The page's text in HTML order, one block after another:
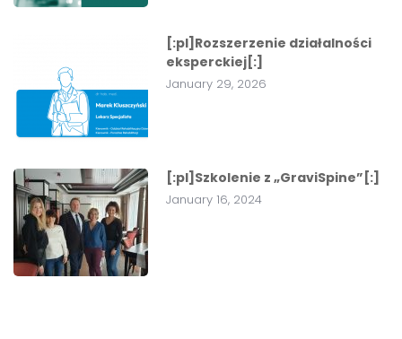
[:pl]Rozszerzenie działalności
eksperckiej[:]
January 29, 2026
[:pl]Szkolenie z „GraviSpine”[:]
January 16, 2024